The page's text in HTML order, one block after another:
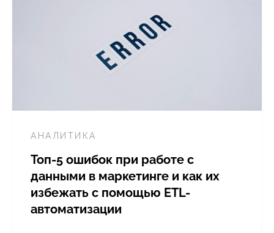
АНАЛИТИКА
Топ-5 ошибок при работе с
данными в маркетинге и как их
избежать с помощью ETL-
автоматизации